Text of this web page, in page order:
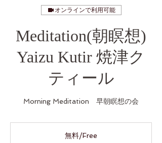
オンラインで利用可能
Meditation(朝瞑想)
Yaizu Kutir 焼津ク
ティール
Morning Meditation 早朝瞑想の会
無料/Free